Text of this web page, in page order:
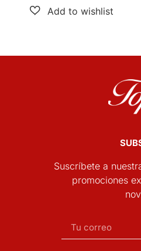
Suscríbete a
promociones